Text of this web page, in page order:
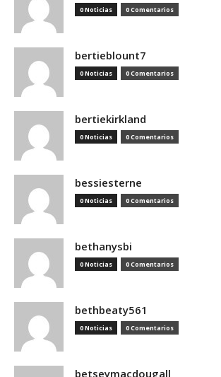
0 Noticias 0 Comentarios
bertieblount7
0 Noticias 0 Comentarios
bertiekirkland
0 Noticias 0 Comentarios
bessiesterne
0 Noticias 0 Comentarios
bethanysbi
0 Noticias 0 Comentarios
bethbeaty561
0 Noticias 0 Comentarios
betseymacdougall